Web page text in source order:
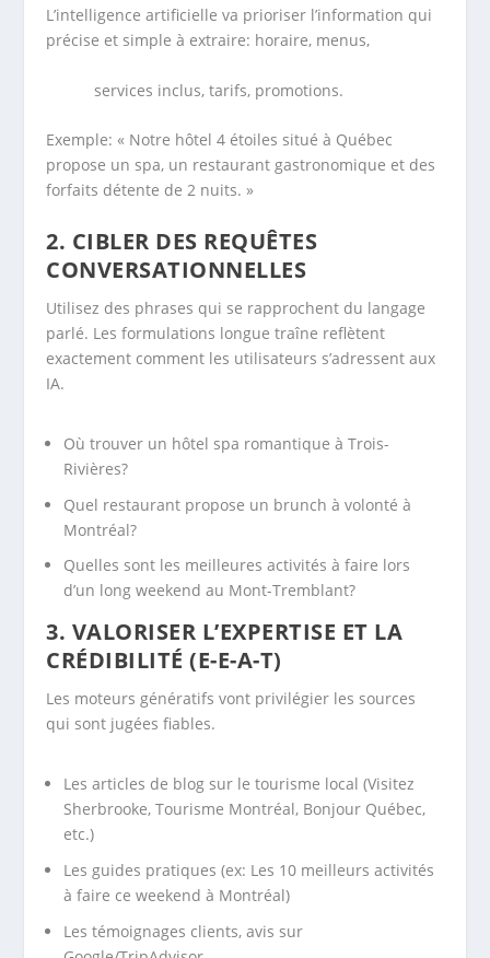
L’intelligence artificielle va prioriser l’information qui
précise et simple à extraire: horaire, menus,
services inclus, tarifs, promotions.
Exemple: « Notre hôtel 4 étoiles situé à Québec
propose un spa, un restaurant gastronomique et des
forfaits détente de 2 nuits. »
2. CIBLER DES REQUÊTES
CONVERSATIONNELLES
Utilisez des phrases qui se rapprochent du langage
parlé. Les formulations longue traîne reflètent
exactement comment les utilisateurs s’adressent aux
IA.
Où trouver un hôtel spa romantique à Trois-
Rivières?
Quel restaurant propose un brunch à volonté à
Montréal?
Quelles sont les meilleures activités à faire lors
d’un long weekend au Mont-Tremblant?
3. VALORISER L’EXPERTISE ET LA
CRÉDIBILITÉ (E-E-A-T)
Les moteurs génératifs vont privilégier les sources
qui sont jugées fiables.
Les articles de blog sur le tourisme local (Visitez
Sherbrooke, Tourisme Montréal, Bonjour Québec,
etc.)
Les guides pratiques (ex: Les 10 meilleurs activités
à faire ce weekend à Montréal)
Les témoignages clients, avis sur